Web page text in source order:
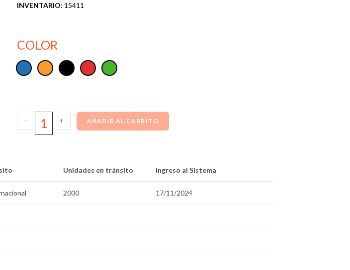
INVENTARIO: 15411
COLOR
- + AÑADIR AL CARRITO
Unidades en tránsito Ingreso al Sistema
2000 17/11/2024